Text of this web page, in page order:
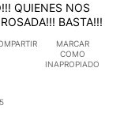
QUIENES NOS
BASTA!!!
MARCAR
COMO
INAPROPIADO